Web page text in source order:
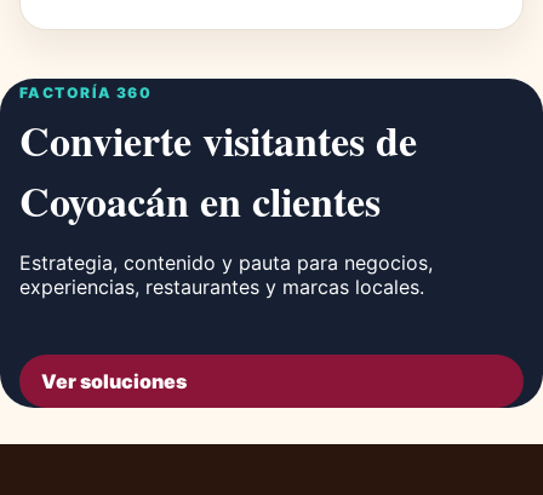
FACTORÍA 360
Convierte visitantes de
Coyoacán en clientes
Estrategia, contenido y pauta para negocios,
experiencias, restaurantes y marcas locales.
Ver soluciones